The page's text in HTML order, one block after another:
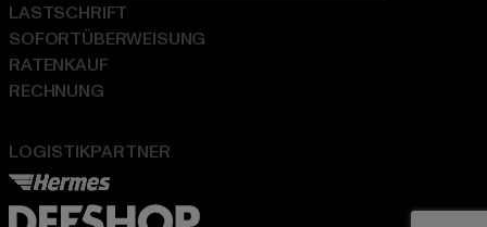
LOGISTIKPARTNER
LASTSCHRIFT
SOFORTÜBERWEISUNG
RATENKAUF
RECHNUNG